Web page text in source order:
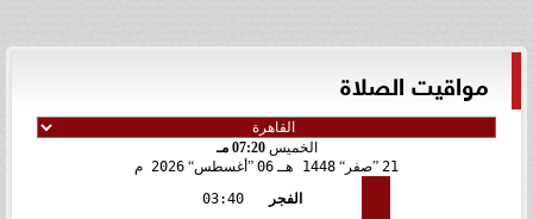
مواقيت الصلاة
الخميس07:20 مـ
21 صفر 1448 هـ 06 أغسطس 2026 م
الفجر
03:40